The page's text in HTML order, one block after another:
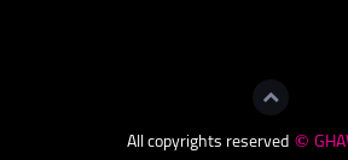
All copyrights reserved ©